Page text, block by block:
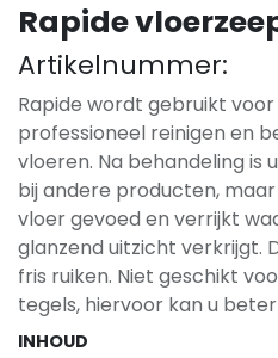
Rapide
Artikelnummer:
Rapide wordt gebruikt
professioneel reinigen en
vloeren. Na behandeling is
bij andere producten,
vloer gevoed en verrijkt
glanzend uitzicht verkrijgt.
fris ruiken. Niet geschikt
tegels, hiervoor kan u
INHOUD